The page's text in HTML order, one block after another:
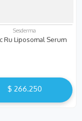
Sesderma
Ru Liposomal Serum
$ 266.250